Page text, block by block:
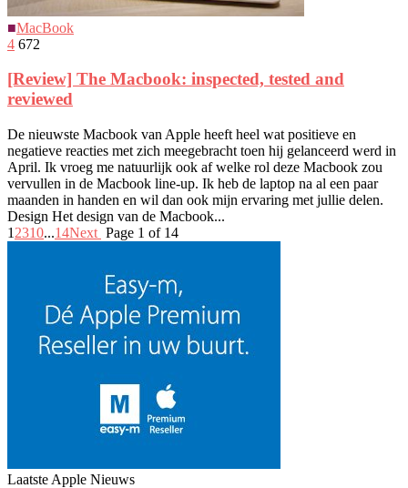
■MacBook
4 672
[Review] The Macbook: inspected, tested and
reviewed
De nieuwste Macbook van Apple heeft heel wat positieve en
negatieve reacties met zich meegebracht toen hij gelanceerd werd in
April. Ik vroeg me natuurlijk ook af welke rol deze Macbook zou
vervullen in de Macbook line-up. Ik heb de laptop na al een paar
maanden in handen en wil dan ook mijn ervaring met jullie delen.
Design Het design van de Macbook...
1 2310...14Next Page 1 of 14
Laatste Apple Nieuws